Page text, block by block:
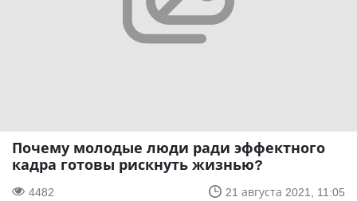
Почему молодые люди ради эффектного
кадра готовы рискнуть жизнью?
4482 21 августа 2021, 11:05